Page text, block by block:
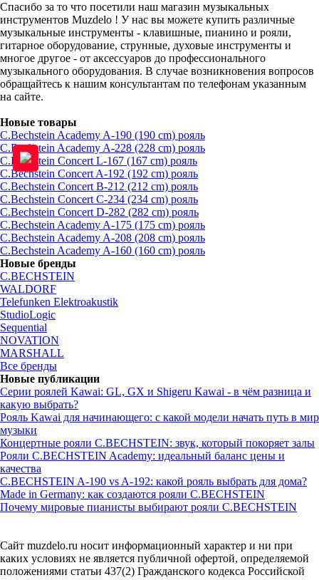
Спасибо за то что посетили наш магазин музыкальных
инструментов Muzdelo ! У нас вы можете купить различные
музыкальные инструменты - клавишные, пианино и рояли,
гитарное оборудование, струнные, духовые инструменты и
многое другое - от аксессуаров до профессионального
музыкального оборудования. В случае возникновения вопросов
обращайтесь к нашим консультантам по телефонам указанным
на сайте.
Новые товары
C.Bechstein Academy A-190 (190 cm) рояль
C.Bechstein Academy A-228 (228 cm) рояль
C.Bechstein Concert L-167 (167 cm) рояль
C.Bechstein Concert A-192 (192 cm) рояль
C.Bechstein Concert B-212 (212 cm) рояль
C.Bechstein Concert С-234 (234 cm) рояль
C.Bechstein Concert D-282 (282 cm) рояль
C.Bechstein Academy A-175 (175 cm) рояль
C.Bechstein Academy A-208 (208 cm) рояль
C.Bechstein Academy A-160 (160 cm) рояль
Новые бренды
C.BECHSTEIN
WALDORF
Telefunken Elektroakustik
StudioLogic
Sequential
NOVATION
MARSHALL
Все бренды
Новые публикации
Серии роялей Kawai: GL, GX и Shigeru Kawai - в чём разница и
какую выбрать?
Рояль Kawai для начинающего: с какой модели начать путь в мир
музыки
Концертные рояли C.BECHSTEIN: звук, который покоряет залы
Рояли C.BECHSTEIN Academy: идеальный баланс цены и
качества
C.BECHSTEIN A-190 vs A-192: какой рояль выбрать для дома?
Made in Germany: как создаются рояли C.BECHSTEIN
Почему мировые пианисты выбирают рояли C.BECHSTEIN
Сайт muzdelo.ru носит информационный характер и ни при
каких условиях не является публичной офертой, определяемой
положениями статьи 437(2) Гражданского кодекса Российской